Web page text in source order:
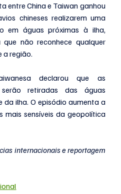
entre China e Taiwan ganhou
chineses realizarem uma
em águas próximas à ilha,
não reconhece qualquer
a região.
declarou que as
serão retiradas das águas
da ilha. O episódio aumenta a
mais sensíveis da geopolítica
internacionais e reportagem